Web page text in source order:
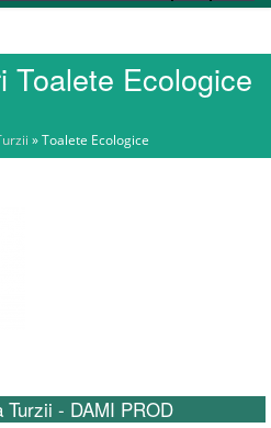
Toalete Ecologice
»Toalete Ecologice
Turzii - DAMI PROD